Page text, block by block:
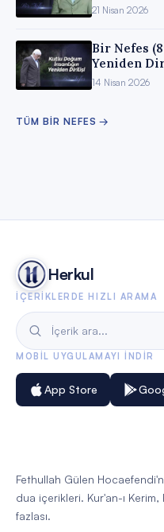
21 Nisan 2026
Bir Nefes
Yeniden
14 Nisan 2026
TÜM BIR NEFES →
Herkul
İÇERIKLERDE HIZLI ARAMA
MOBIL UYGULAMAYI INDIR
App Store
Fethullah Gülen
dua içerikleri. Kur'an-ı
fazlası.